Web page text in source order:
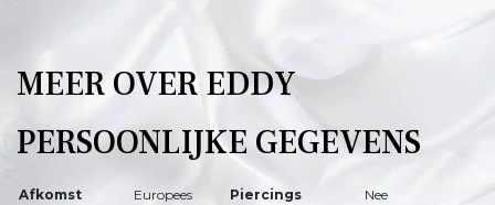
MEER OVER EDDY
PERSOONLIJKE GEGEVENS
Afkomst Europees Piercings
Nee